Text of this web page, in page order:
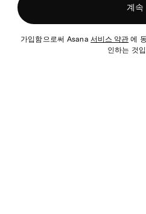
계속
가입함으로써 Asana서비스 약관 에
인하는 것